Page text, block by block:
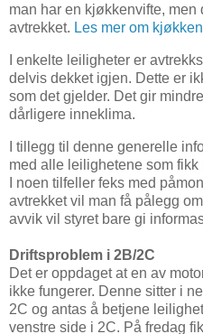
man har en kjøkkenvifte,
avtrekket. Les mer om
I enkelte leiligheter er
delvis dekket igjen. Dette er
som det gjelder. Det gir
dårligere inneklima.
I tillegg til denne generelle
med alle leilighetene som
I noen tilfeller feks med
avtrekket vil man få pålegg
avvik vil styret bare gi
Driftsproblem i 2B/2C
Det er oppdaget at en av
ikke fungerer. Denne sitter i
2C og antas å betjene
venstre side i 2C. På fredag